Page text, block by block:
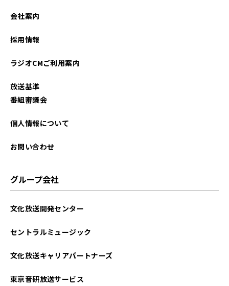
会社案内
採用情報
ラジオCMご利用案内
放送基準
番組審議会
個人情報について
お問い合わせ
グループ会社
文化放送開発センター
セントラルミュージック
文化放送キャリアパートナーズ
東京音研放送サービス